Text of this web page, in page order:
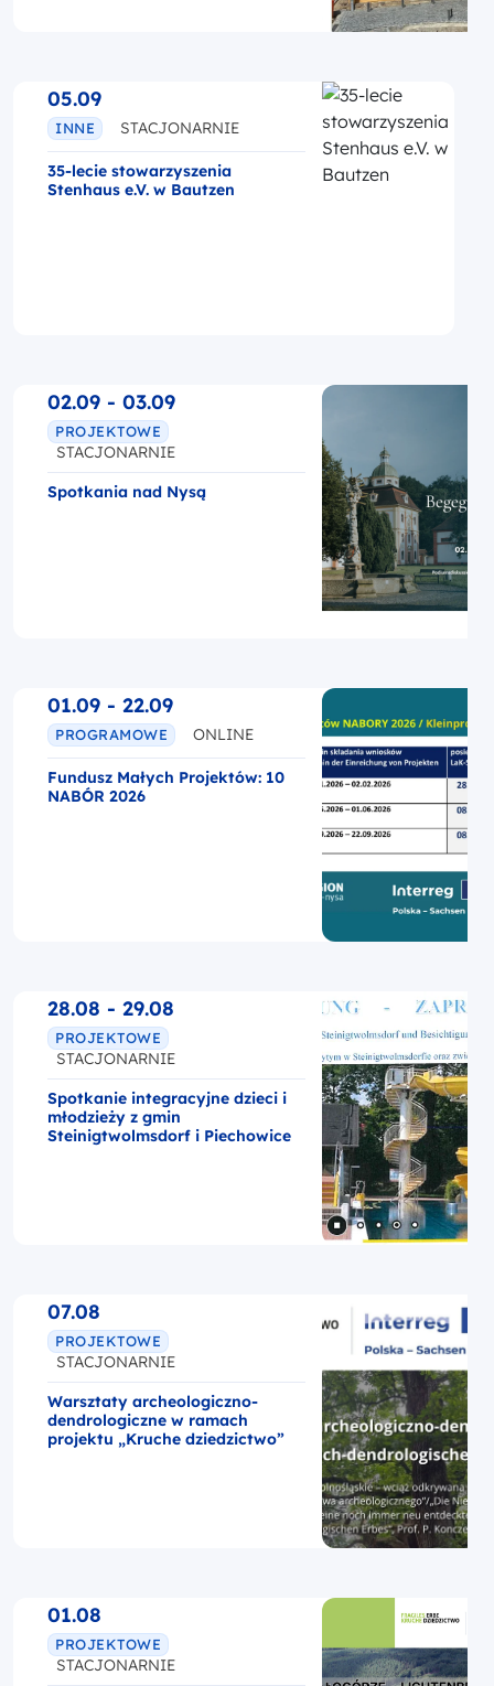
05.09
INNE STACJONARNIE
35-lecie stowarzyszenia
Stenhaus e.V. w Bautzen
02.09 - 03.09
PROJEKTOWE
STACJONARNIE
Spotkania nad Nysą
01.09 - 22.09
PROGRAMOWE ONLINE
Fundusz Małych Projektów: 10
NABÓR 2026
28.08 - 29.08
PROJEKTOWE
STACJONARNIE
Spotkanie integracyjne dzieci i
młodzieży z gmin
Steinigtwolmsdorf i Piechowice
07.08
PROJEKTOWE
STACJONARNIE
Warsztaty archeologiczno-
dendrologiczne w ramach
projektu „Kruche dziedzictwo”
01.08
PROJEKTOWE
STACJONARNIE